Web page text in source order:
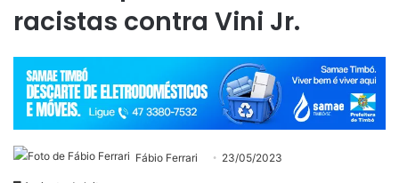
racistas contra Vini Jr.
Fábio Ferrari 23/05/2023